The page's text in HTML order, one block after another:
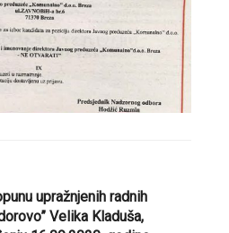
upražnjenih radnih
Velika Kladuša,